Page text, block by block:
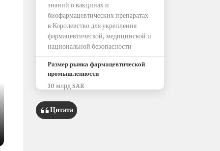
знаний о вакцинах и
биофармацевтических препаратах
в Королевство для укрепления
фармацевтической, медицинской и
национальной безопасности
Размер рынка фармацевтической
промышленности
30 млрд SAR
Цитата